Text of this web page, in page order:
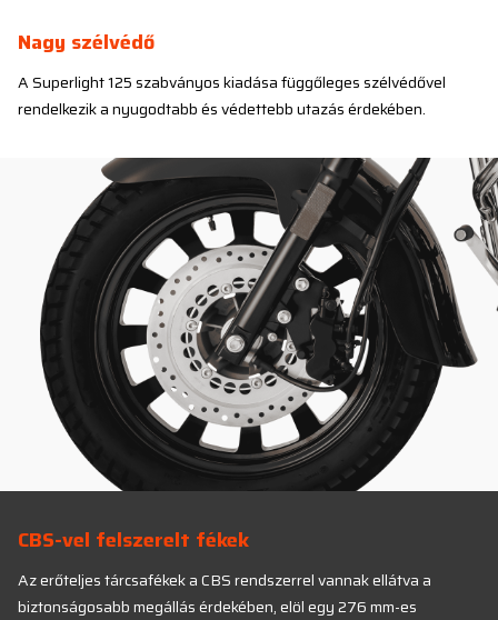
Nagy szélvédő
A Superlight 125 szabványos kiadása függőleges szélvédővel
rendelkezik a nyugodtabb és védettebb utazás érdekében.
CBS-vel felszerelt fékek
Az erőteljes tárcsafékek a CBS rendszerrel vannak ellátva a
biztonságosabb megállás érdekében, elöl egy 276 mm-es